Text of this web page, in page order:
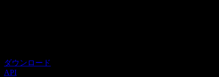
ダウンロード
API